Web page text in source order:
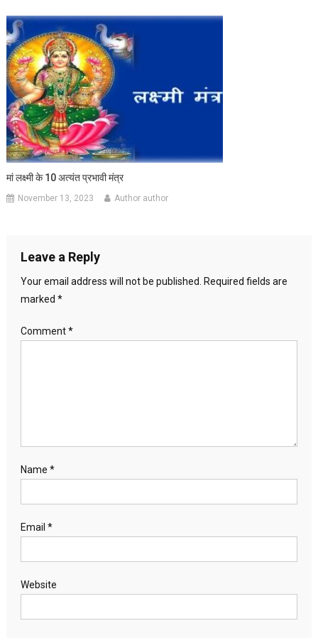
मां लक्ष्मी के 10 अत्यंत प्रभावी मंत्र
November 13, 2023 Author author
Leave a Reply
Your email address will not be published.
Required fields are
marked *
Comment*
Name *
Email *
Website